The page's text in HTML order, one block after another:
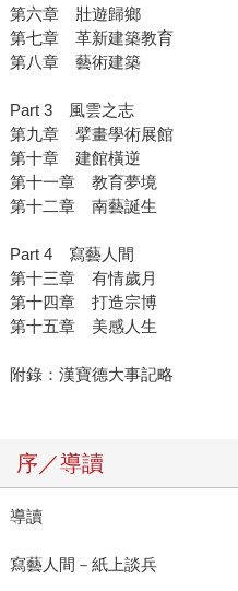
第六章 壯遊歸鄉
第七章 革新建築教育
第八章 藝術建築
Part 3 風雲之志
第九章 擘畫學術展館
第十章 建館橫逆
第十一章 教育夢境
第十二章 南藝誕生
Part 4 寫藝人間
第十三章 有情歲月
第十四章 打造宗博
第十五章 美感人生
附錄：漢寶德大事記略
序／導讀
導讀
寫藝人間－紙上談兵